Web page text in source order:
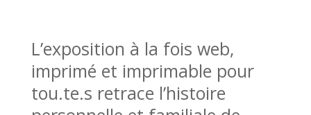
L’exposition à la fois web,
imprimé et imprimable pour
tou.te.s retrace l’histoire